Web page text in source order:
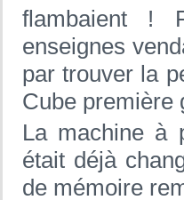
flambaient !
enseignes
par trouver la
Cube première
La machine à
était déjà
de mémoire